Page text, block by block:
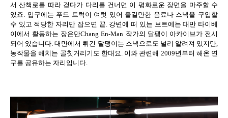
서 산책로를 따라 걷다가 다리를 건너면 이 평화로운 장면을 마주할 수
있죠. 입구에는 푸드 트럭이 여럿 있어 즐길만한 음료나 스낵을 구입할
수 있고 적당한 자리만 잡으면 끝. 강변에 떠 있는 보트에는 대만 타이베
이에서 활동하는 장은만Chang En-Man 작가의 달팽이 아카이브가 전시
되어 있습니다.대만에서 튀긴 달팽이는 스낵으로도 널리 알려져 있지만,
농작물을 해치는 골칫거리기도 한대요. 이와 관련해 2009년부터 해온 연
구를 공유하는 자리입니다.